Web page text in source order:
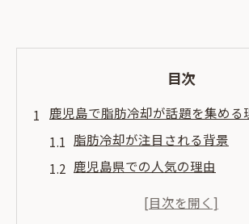
目次
鹿児島で脂肪冷却が話題を集める
脂肪冷却が注目される背景
鹿児島県での人気の理由
脂肪冷却への期待と需要